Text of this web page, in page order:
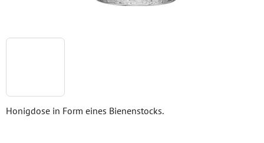
Honigdose in Form eines Bienenstocks.